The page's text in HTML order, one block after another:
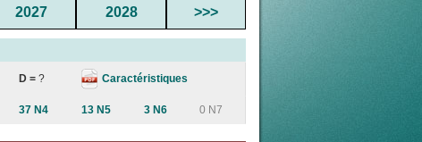
2027 2028 >>>
D = ? Caractéristiques
37 N4 13 N5 3 N6 0 N7